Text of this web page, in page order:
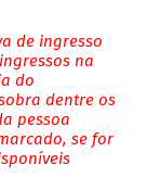
de ingresso
na
do
dentre os
pessoa
se for